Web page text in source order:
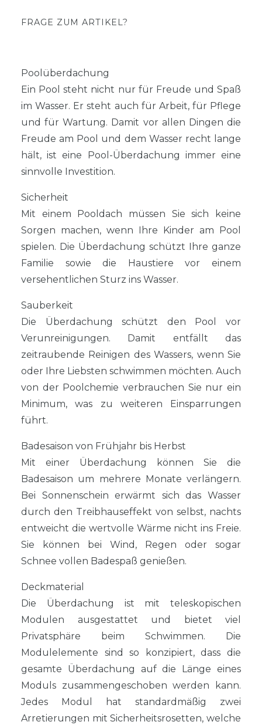
FRAGE ZUM ARTIKEL?
Poolüberdachung
Ein Pool steht nicht nur für Freude und Spaß
im Wasser. Er steht auch für Arbeit, für Pflege
und für Wartung. Damit vor allen Dingen die
Freude am Pool und dem Wasser recht lange
hält, ist eine Pool-Überdachung immer eine
sinnvolle Investition.
Sicherheit
Mit einem Pooldach müssen Sie sich keine
Sorgen machen, wenn Ihre Kinder am Pool
spielen. Die Überdachung schützt Ihre ganze
Familie sowie die Haustiere vor einem
versehentlichen Sturz ins Wasser.
Sauberkeit
Die Überdachung schützt den Pool vor
Verunreinigungen. Damit entfällt das
zeitraubende Reinigen des Wassers, wenn Sie
oder Ihre Liebsten schwimmen möchten. Auch
von der Poolchemie verbrauchen Sie nur ein
Minimum, was zu weiteren Einsparrungen
führt.
Badesaison von Frühjahr bis Herbst
Mit einer Überdachung können Sie die
Badesaison um mehrere Monate verlängern.
Bei Sonnenschein erwärmt sich das Wasser
durch den Treibhauseffekt von selbst, nachts
entweicht die wertvolle Wärme nicht ins Freie.
Sie können bei Wind, Regen oder sogar
Schnee vollen Badespaß genießen.
Deckmaterial
Die Überdachung ist mit teleskopischen
Modulen ausgestattet und bietet viel
Privatsphäre beim Schwimmen. Die
Modulelemente sind so konzipiert, dass die
gesamte Überdachung auf die Länge eines
Moduls zusammengeschoben werden kann.
Jedes Modul hat standardmäßig zwei
Arretierungen mit Sicherheitsrosetten, welche